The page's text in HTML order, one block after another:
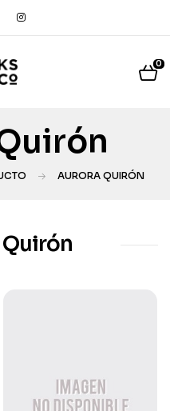
0
AURORA QUIRÓN